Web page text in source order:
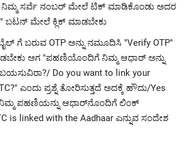
ನಿಮ್ಮ ಸರ್ವೆ ನಂಬರ್ ಮೇಲೆ ಟಿಕ್ ಮಾಡಿಕೊಂಡು ಅದರ
ಬಟನ್ ಮೇಲೆ ಕ್ಲಿಕ್ ಮಾಡಬೇಕು
ಗೆ ಬರುವ OTP ಅನ್ನು ನಮೂದಿಸಿ "Verify OTP"
ಅಗ "ಪಹಣಿಯೊಂದಿಗೆ ನಿಮ್ಮ ಆಧಾರ್ ಅನ್ನು
Do you want to link your
ಎಂದು ಪ್ರಶ್ನೆ ತೋರಿಸುತ್ತದೆ ಅದಕ್ಕೆ ಹೌದು/Yes
ಪಹಣಿಯನ್ನು ಆಧಾರ್‌ನೊಂದಿಗೆ ಲಿಂಕ್
is linked with the Aadhaar ಎನ್ನುವ ಸಂದೇಶ